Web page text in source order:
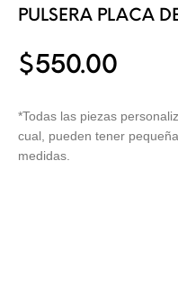
PULSERA PLACA
$550.00
*Todas las piezas
cual, pueden tener
medidas.